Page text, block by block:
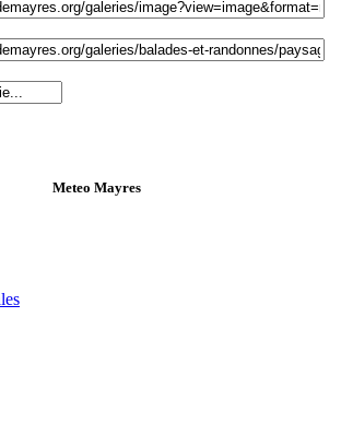
Meteo Mayres